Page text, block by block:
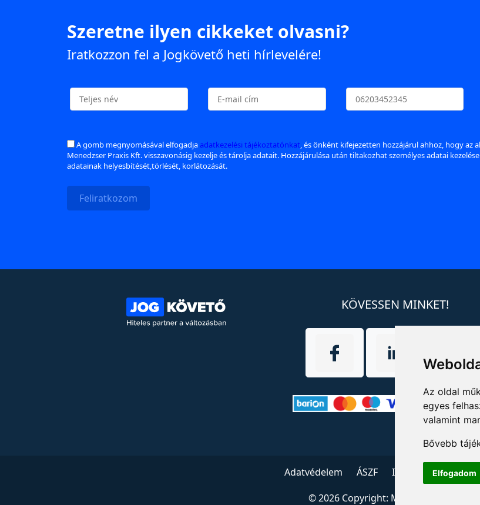
Az oldal
egyes
valamint
Bővebb
Elfogadom
Szeretne ilyen cikkeket olvasni?
Iratkozzon fel a Jogkövető heti hírlevelére!
A gomb megnyomásával elfogadjaadatkezelési tájékoztatónkat, és önként kifejezetten hozzájárul ahhoz, hogy az
Menedzser Praxis Kft. visszavonásig kezelje és tárolja adatait. Hozzájárulása után tiltakozhat személyes adatai
adatainak helyesbítését,törlését, korlátozását.
Feliratkozom
KÖVESSEN MINKET!
Adatvédelem ÁSZF Impresszum
© 2026 Copyright: Menedzserpraxis.hu